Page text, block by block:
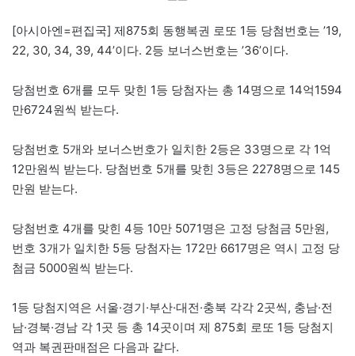
[아시아엔=편집국] 제875회 동행복권 로또 1등 당첨번호는 ’19,
22, 30, 34, 39, 44’이다. 2등 보너스번호는 ’36’이다.
당첨번호 6개를 모두 맞힌 1등 당첨자는 총 14명으로 14억1594
만6724원씩 받는다.
당첨번호 5개와 보너스번호가 일치한 2등은 33명으로 각 1억
12만원씩 받는다. 당첨번호 5개를 맞힌 3등은 2278명으로 145
만원 받는다.
당첨번호 4개를 맞힌 4등 10만 5071명은 고정 당첨금 5만원,
번호 3개가 일치한 5등 당첨자는 172만 6617명은 역시 고정 당
첨금 5000원씩 받는다.
1등 당첨지역은 서울·경기·부산·대전·충북 각각 2곳씩, 충남·전
남·경북·경남 각 1곳 등 총 14곳이며 제 875회 로또 1등 당첨지
역과 복권판매점은 다음과 같다.